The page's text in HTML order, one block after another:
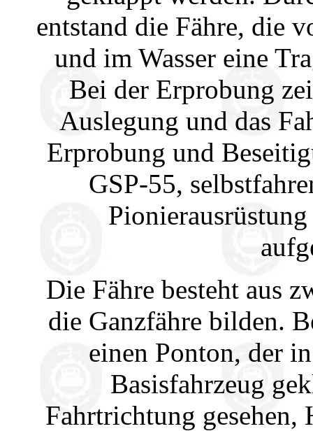
entstand die Fähre, die
und im Wasser eine
Bei der Erprobung
Auslegung und das
Erprobung und
GSP-55,
Die Fähre besteht aus
die Ganzfähre bilden.
einen Ponton, der
Basisfahrzeug
Fahrtrichtung